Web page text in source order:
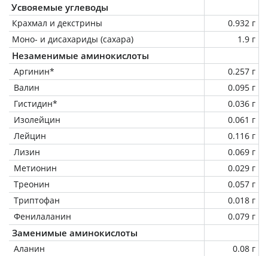
Усвояемые углеводы
Крахмал и декстрины
0.932 г
Моно- и дисахариды (сахара)
1.9 г
Незаменимые аминокислоты
Аргинин*
0.257 г
Валин
0.095 г
Гистидин*
0.036 г
Изолейцин
0.061 г
Лейцин
0.116 г
Лизин
0.069 г
Метионин
0.029 г
Треонин
0.057 г
Триптофан
0.018 г
Фенилаланин
0.079 г
Заменимые аминокислоты
Аланин 0.08 г